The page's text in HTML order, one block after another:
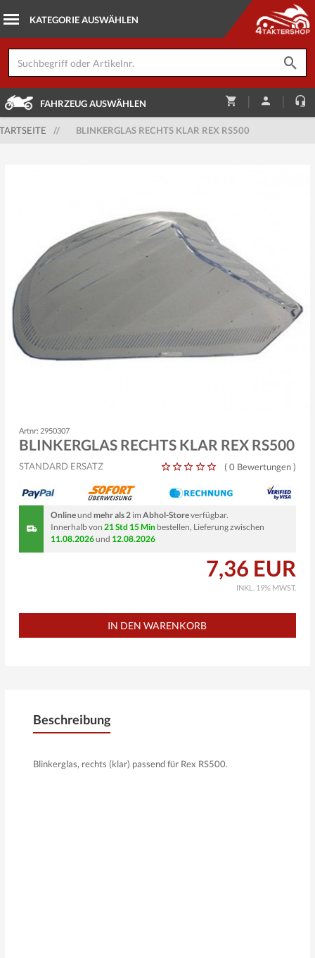
FAHRZEUG AUSWÄHLEN | |
// BLINKERGLAS RECHTS KLAR REX RS500
Artnr: 2950307
BLINKERGLAS RECHTS KLAR REX RS500
STANDARD ERSATZ (0 Bewertungen)
Onlineund mehr als 2im Abhol-Storeverfügbar.
Innerhalb von 21 Std 15 Minbestellen, Lieferung zwischen
11.08.2026und 12.08.2026
7,36 EUR
INKL. 19% MWST.
Beschreibung
Blinkerglas, rechts (klar) passend für Rex RS500.